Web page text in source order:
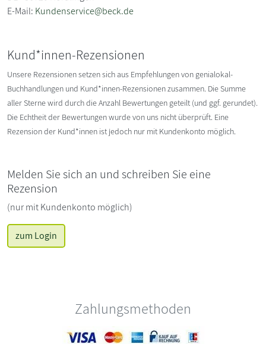
E-Mail: Kundenservice@beck.de
Kund*innen-Rezensionen
Unsere Rezensionen setzen sich aus Empfehlungen von genialokal-
Buchhandlungen und Kund*innen-Rezensionen zusammen. Die Summe
aller Sterne wird durch die Anzahl Bewertungen geteilt (und ggf. gerundet).
Die Echtheit der Bewertungen wurde von uns nicht überprüft. Eine
Rezension der Kund*innen ist jedoch nur mit Kundenkonto möglich.
Melden Sie sich an und schreiben Sie eine
Rezension
(nur mit Kundenkonto möglich)
zum Login
Zahlungsmethoden